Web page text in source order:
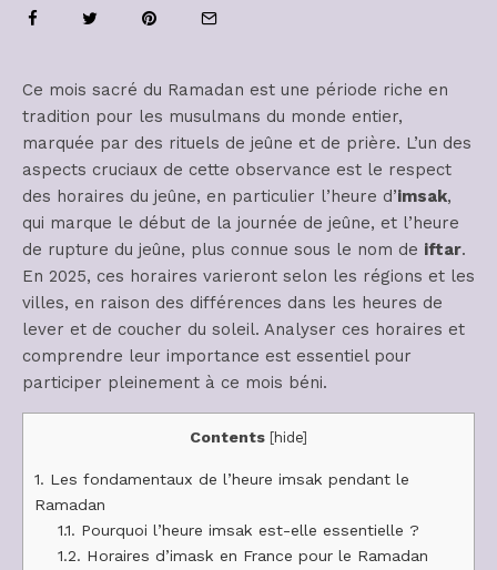
Ce mois sacré du Ramadan est une période riche en
tradition pour les musulmans du monde entier,
marquée par des rituels de jeûne et de prière. L’un des
aspects cruciaux de cette observance est le respect
des horaires du jeûne, en particulier l’heure d’imsak,
qui marque le début de la journée de jeûne, et l’heure
de rupture du jeûne, plus connue sous le nom de iftar.
En 2025, ces horaires varieront selon les régions et les
villes, en raison des différences dans les heures de
lever et de coucher du soleil. Analyser ces horaires et
comprendre leur importance est essentiel pour
participer pleinement à ce mois béni.
Contents [hide]
1. Les fondamentaux de l’heure imsak pendant le
Ramadan
1.1. Pourquoi l’heure imsak est-elle essentielle ?
1.2. Horaires d’imask en France pour le Ramadan